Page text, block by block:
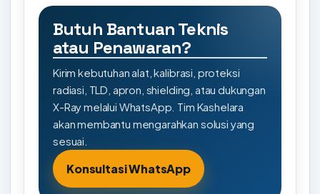
Butuh Bantuan Teknis
atau Penawaran?
Kirim kebutuhan alat, kalibrasi, proteksi
radiasi, TLD, apron, shielding, atau dukungan
X-Ray melalui WhatsApp. Tim Kashelara
akan membantu mengarahkan solusi yang
sesuai.
Konsultasi WhatsApp